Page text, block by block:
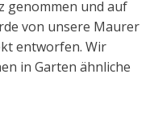
genommen und auf
von unsere Maurer
entworfen. Wir
in Garten ähnliche